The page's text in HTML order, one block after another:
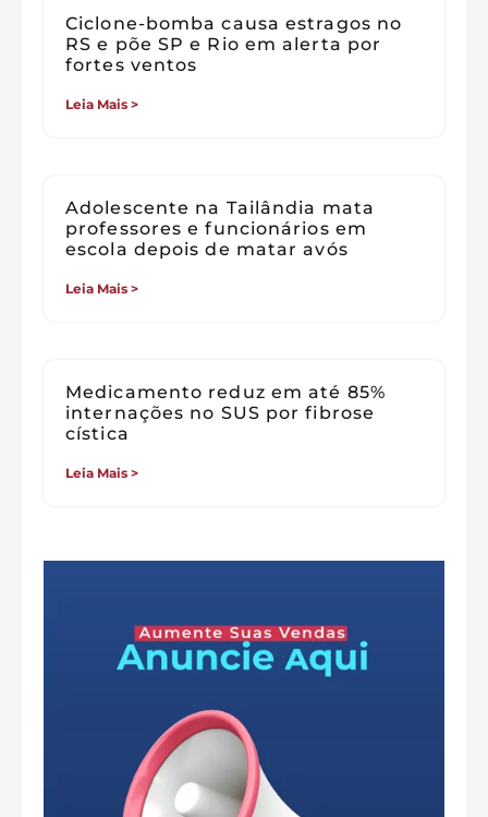
Ciclone-bomba causa estragos no
RS e põe SP e Rio em alerta por
fortes ventos
Leia Mais >
Adolescente na Tailândia mata
professores e funcionários em
escola depois de matar avós
Leia Mais >
Medicamento reduz em até 85%
internações no SUS por fibrose
cística
Leia Mais >